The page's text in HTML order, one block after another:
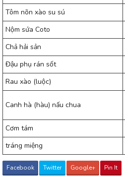
Tôm nõn xào su sú
Nộm sứa Coto
Chả hải sản
Đậu phụ rán sốt
Rau xào (luộc)
Canh hà (hàu) nấu chua
Cơm tám
tráng miệng
Facebook Twitter Google+ Pin It